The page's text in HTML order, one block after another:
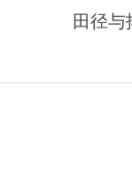
田径与